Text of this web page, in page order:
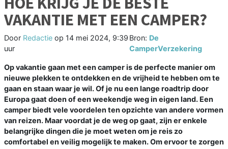
VAKANTIE MET EEN CAMPER?
Door Redactie op 14 mei 2024, 9:39
uur
Bron: De
CamperVerzekering
Op vakantie gaan met een camper is de perfecte manier om
nieuwe plekken te ontdekken en de vrijheid te hebben om te
gaan en staan waar je wil. Of je nu een lange roadtrip door
Europa gaat doen of een weekendje weg in eigen land. Een
camper biedt vele voordelen ten opzichte van andere vormen
van reizen. Maar voordat je de weg op gaat, zijn er enkele
belangrijke dingen die je moet weten om je reis zo
comfortabel en veilig mogelijk te maken. Om ervoor te zorgen